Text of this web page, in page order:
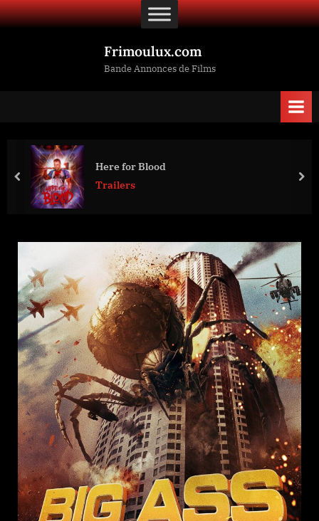
Skip
to
Frimoulux.com
Bande Annonces de Films
Here for Blood
Trailers
prev